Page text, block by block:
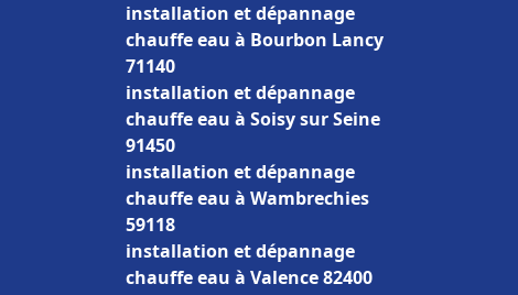
installation et dépannage
chauffe eau à Bourbon Lancy
71140
installation et dépannage
chauffe eau à Soisy sur Seine
91450
installation et dépannage
chauffe eau à Wambrechies
59118
installation et dépannage
chauffe eau à Valence 82400